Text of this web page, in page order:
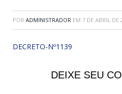
POR ADMINISTRADOR EM 7 DE ABRIL DE
DECRETO-Nº1139
DEIXE SEU